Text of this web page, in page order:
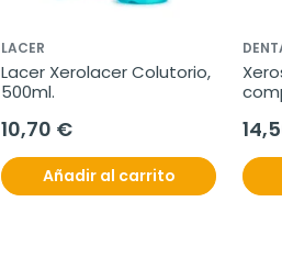
LACER
Lacer Xerolacer Colutorio,
500ml.
10,70 €
Añadir al carrito